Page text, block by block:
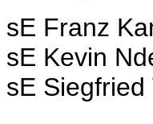
sE Franz
sE Kevin
sE